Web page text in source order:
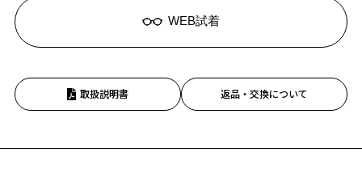
WEB試着
取扱説明書 返品・交換について